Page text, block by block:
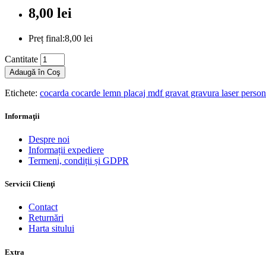
8,00 lei
Preț final:8,00 lei
Cantitate
Adaugă în Coş
Etichete: cocarda cocarde lemn placaj mdf gravat gravura laser
Informaţii
Despre noi
Informații expediere
Termeni, condiții și GDPR
Servicii Clienţi
Contact
Returnări
Harta sitului
Extra